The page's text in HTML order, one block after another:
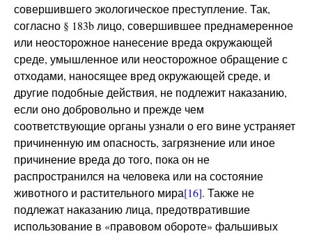
совершившего экологическое преступление. Так,
согласно § 183b лицо, совершившее преднамеренное
или неосторожное нанесение вреда окружающей
среде, умышленное или неосторожное обращение с
отходами, наносящее вред окружающей среде, и
другие подобные действия, не подлежит наказанию,
если оно добровольно и прежде чем
соответствующие органы узнали о его вине устраняет
причиненную им опасность, загрязнение или иное
причинение вреда до того, пока он не
распространился на человека или на состояние
животного и растительного мира[16]. Также не
подлежат наказанию лица, предотвратившие
использование в «правовом обороте» фальшивых